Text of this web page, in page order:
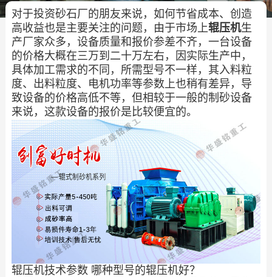
对于投资砂石厂的朋友来说，如何节省成本、创造
高收益也是主要关注的问题，由于市场上辊压机生
产厂家众多，设备质量和报价参差不齐，一台设备
的价格大概在三万到二十万左右，因实际生产中，
具体加工需求的不同，所需型号不一样，其入料粒
度、出料粒度、电机功率等参数上也稍有差异，导
致设备的价格高低不等，但相较于一般的制砂设备
来说，这款设备的报价是比较便宜的。
辊压机技术参数 哪种型号的辊压机好？